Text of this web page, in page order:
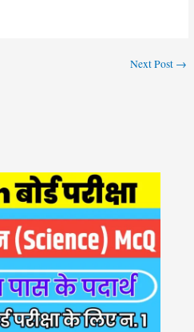
Next Post →